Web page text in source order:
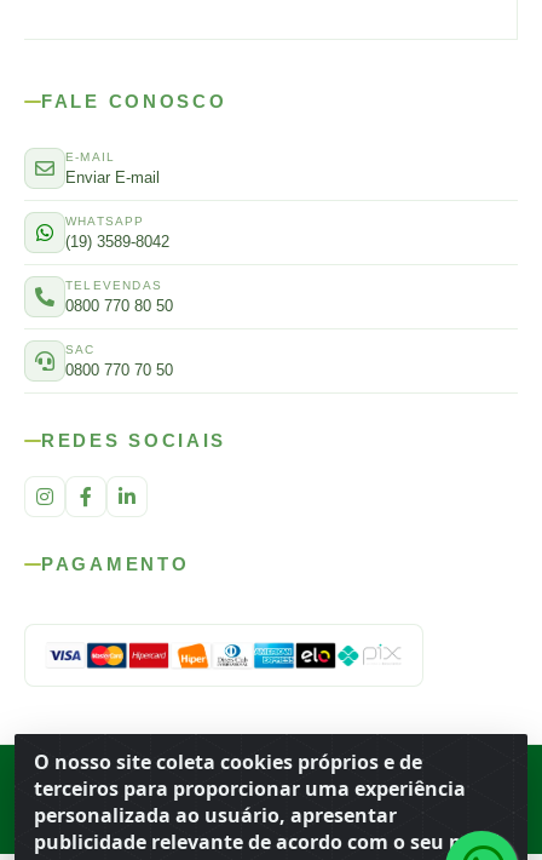
O nosso site coleta cookies próprios e de
terceiros para proporcionar uma experiência
personalizada ao usuário, apresentar
publicidade relevante de acordo com o seu perfil
FALE CONOSCO
E-MAIL
Enviar E-mail
WHATSAPP
(19) 3589-8042
TELEVENDAS
0800 770 80 50
SAC
0800 770 70 50
REDES SOCIAIS
PAGAMENTO
Porto Ferreira ·BR
13.669-899· CNPJ 56.679.863/0001-91
© 2026 Atacado Ideal